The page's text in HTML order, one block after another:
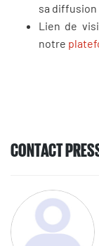
sa diffusion
Lien de
notre
CONTACT